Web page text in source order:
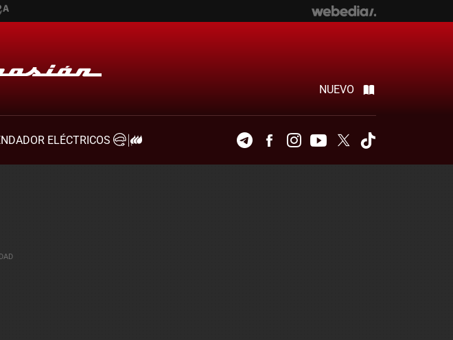
NUEVO
ELÉCTRICOS
TelegramFacebookInstagramYoutubeTwitter